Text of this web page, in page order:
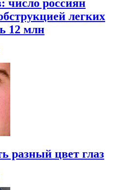
число россиян
легких
12 млн
разный цвет глаз